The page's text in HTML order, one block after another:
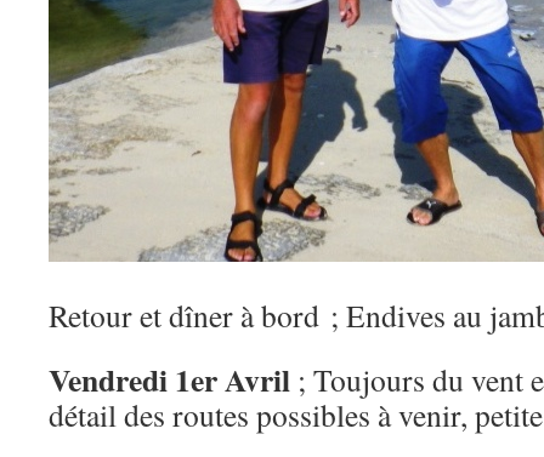
Retour et dîner à bord ; Endives au
Vendredi 1er Avril ; Toujours du vent
détail des routes possibles à venir,